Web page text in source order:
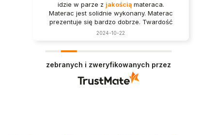
idzie w parze z jakościąmateraca.
Materac jest solidnie wykonany. Materac
prezentuje się bardzo dobrze. Twardość
materaca odpowiada mojej wadze.
2024-10-22
zebranych i zweryfikowanych przez